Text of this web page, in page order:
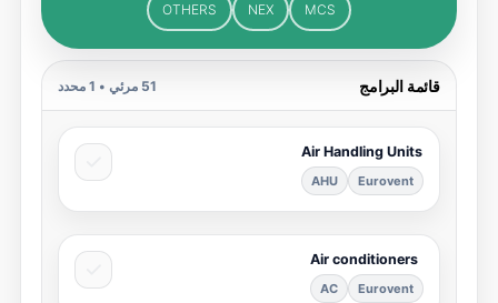
MCS
NEX
OTHERS
قائمة البرامج مرئي •1محدد
Air Handling Units
Eurovent
AHU
Air conditioners
Eurovent
AC